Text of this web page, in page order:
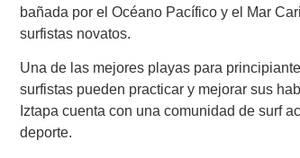
bañada por el Océano Pacífico y el Mar
surfistas novatos.
Una de las mejores playas para
surfistas pueden practicar y mejorar sus
Iztapa cuenta con una comunidad de surf
deporte.